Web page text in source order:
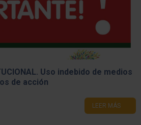
​Uso indebido de medios
de acción
LEER MÁS